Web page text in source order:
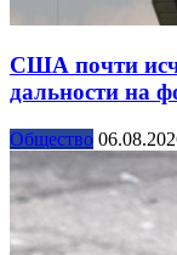
США почти
дальности на
Общество